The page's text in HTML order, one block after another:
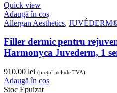
Quick view
Adaugă în coș
Allergan Aesthetics,
Filler dermic pentru
Harmonyca Juvederm, 1
910,00 lei (prețul include TVA)
Adaugă în coș
Stoc Epuizat